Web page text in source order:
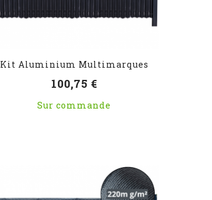
Kit Aluminium Multimarques
100,75 €
Sur commande